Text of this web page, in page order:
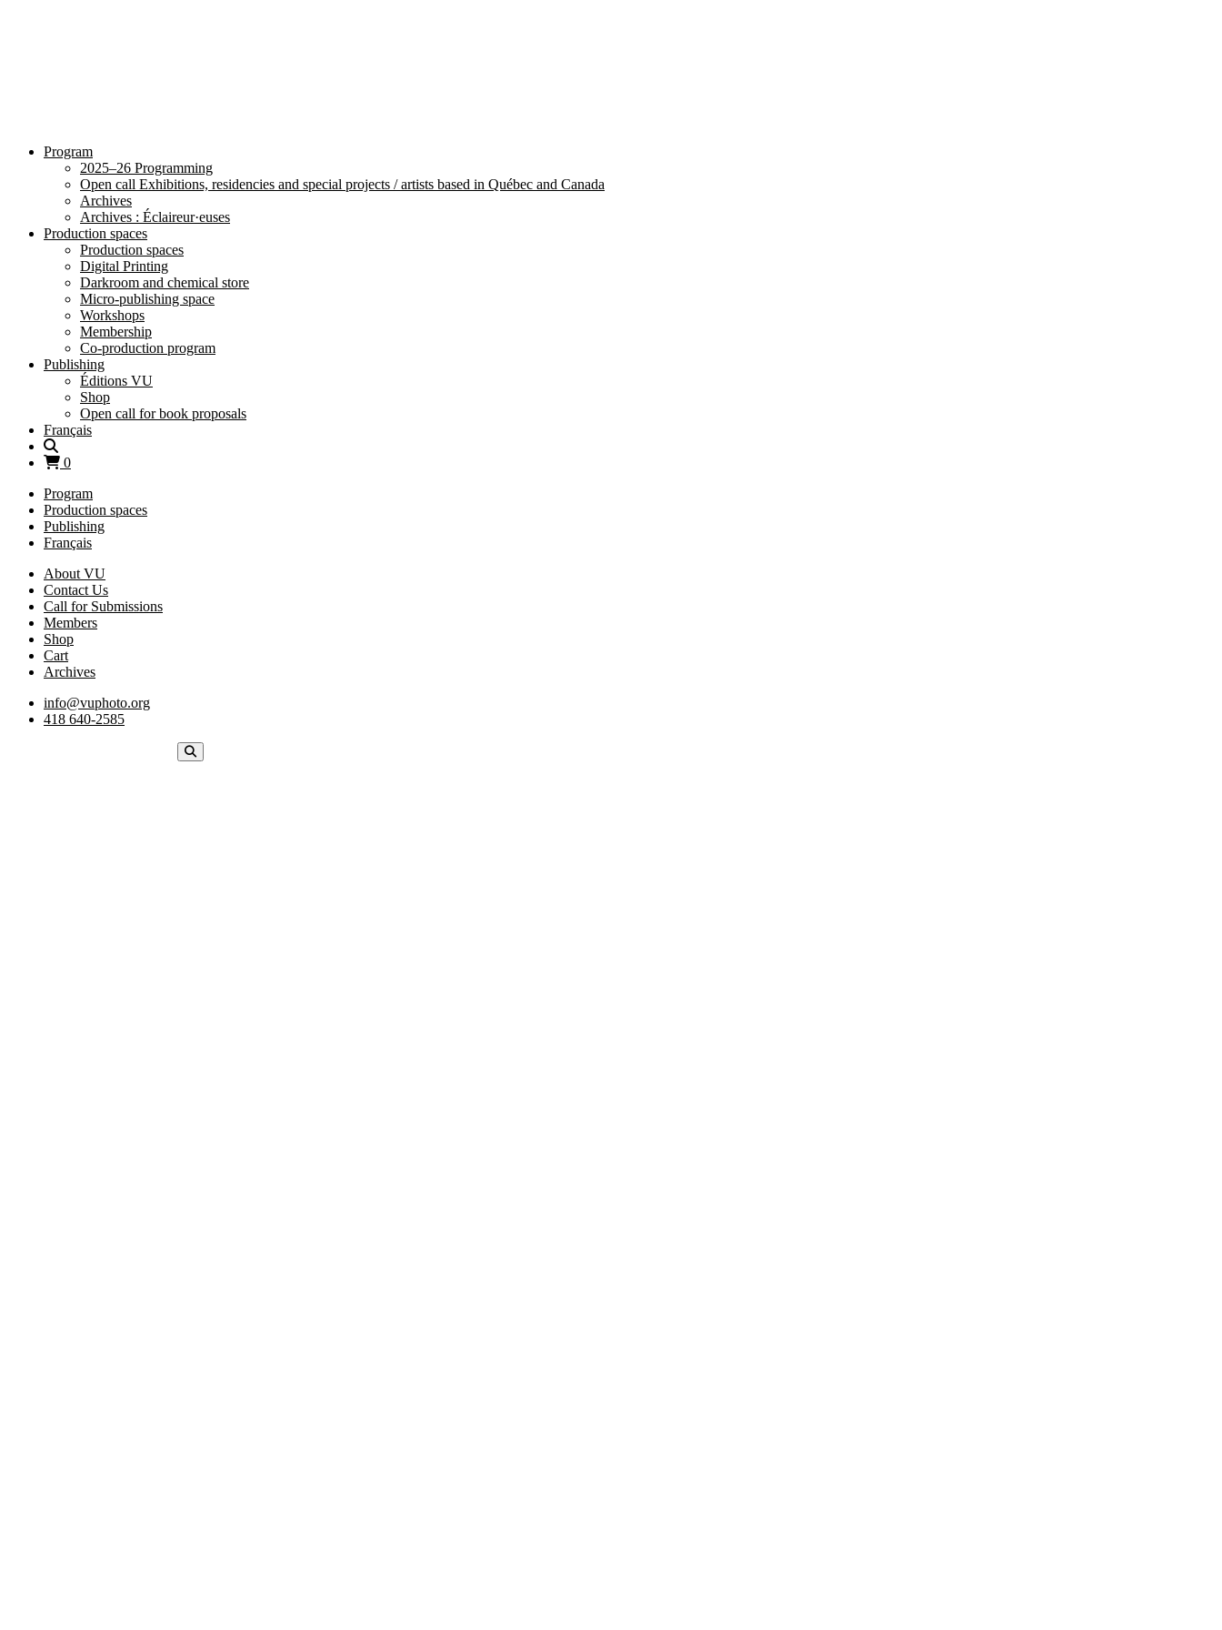
Program
2025–26 Programming
Open call Exhibitions, residencies and special projects / artists based in Québec and Canada
Archives
Archives : Éclaireur·euses
Production spaces
Production spaces
Digital Printing
Darkroom and chemical store
Micro-publishing space
Workshops
Membership
Co-production program
Publishing
Éditions VU
Shop
Open call for book proposals
Français
0
Program
Production spaces
Publishing
Français
About VU
Contact Us
Call for Submissions
Members
Shop
Cart
Archives
info@vuphoto.org
418 640-2585